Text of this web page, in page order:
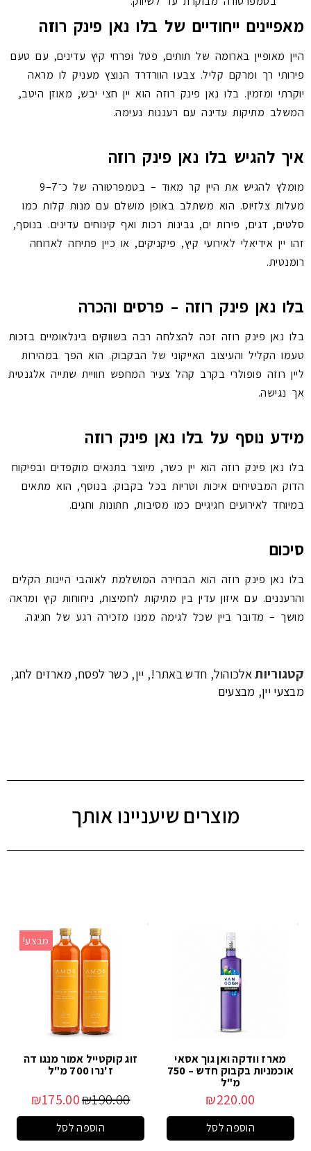
מאפיינים ייחודיים של בלו נאן פינק רוזה
היין מאופיין בארומה של תותים, פטל ופרחי קיץ עדינים, עם טעם
פירותי רך ומרקם קליל. צבעו הוורדרד הנוצץ מעניק לו מראה
יוקרתי ומזמין. בלו נאן פינק רוזה הוא יין חצי יבש, מאוזן היטב,
המשלב מתיקות עדינה עם רעננות נעימה.
איך להגיש בלו נאן פינק רוזה
מומלץ להגיש את היין קר מאוד – בטמפרטורה של כ־7–9
מעלות צלזיוס. הוא משתלב באופן מושלם עם מנות קלות כמו
סלטים, דגים, פירות ים, גבינות רכות ואף קינוחים עדינים. בנוסף,
זהו יין אידיאלי לאירועי קיץ, פיקניקים, או כיין פתיחה לארוחה
רומנטית.
בלו נאן פינק רוזה – פרסים והכרה
בלו נאן פינק רוזה זכה להצלחה רבה בשווקים בינלאומיים בזכות
טעמו הקליל והעיצוב האייקוני של הבקבוק. הוא הפך במהירות
ליין רוזה פופולרי בקרב קהל צעיר המחפש חוויית שתייה אלגנטית
אך נגישה.
מידע נוסף על בלו נאן פינק רוזה
בלו נאן פינק רוזה הוא יין כשר, מיוצר בתנאים מוקפדים ובפיקוח
הדוק המבטיחים איכות וטריות בכל בקבוק. בנוסף, הוא מתאים
במיוחד לאירועים חגיגיים כמו מסיבות, חתונות וחגים.
סיכום
בלו נאן פינק רוזה הוא הבחירה המושלמת לאוהבי היינות הקלים
והרעננים. עם איזון עדין בין מתיקות לחמיצות, ניחוחות קיץ ומראה
מושך – מדובר ביין שכל לגימה ממנו מזכירה רגע של חגיגה.
קטגוריותאלכוהול, חדש באתר!, יין, כשר לפסח, מארזים לחג,
מבצעי יין, מבצעים
מוצרים שיעניינו אותך
מארז וודקה ואן גוך אסאי
אוכמניות בקבוק חדש – 750
מ"ל
₪220.00
הוספה לסל
מבצע!
זוג קוקטייל אמור מנגו דה
ז'נרו 700 מ"ל
₪190.00
₪175.00
הוספה לסל